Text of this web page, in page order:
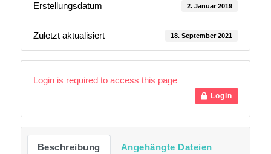
Erstellungsdatum 2. Januar 2019
Zuletzt aktualisiert 18. September 2021
Login is required to access this page
Login
Beschreibung Angehängte Dateien